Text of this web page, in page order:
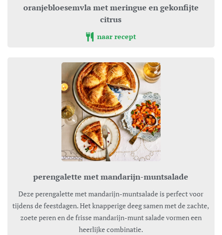
oranjebloesemvla met meringue en gekonfijte
citrus
naar recept
perengalette met mandarijn-muntsalade
Deze perengalette met mandarijn-muntsalade is perfect voor
tijdens de feestdagen. Het knapperige deeg samen met de zachte,
zoete peren en de frisse mandarijn-munt salade vormen een
heerlijke combinatie.